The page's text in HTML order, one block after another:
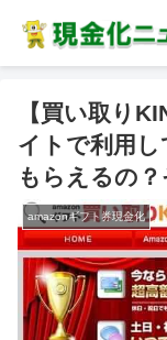
【買い取り
イトで利用
もらえるの
amazonギフト券現金化